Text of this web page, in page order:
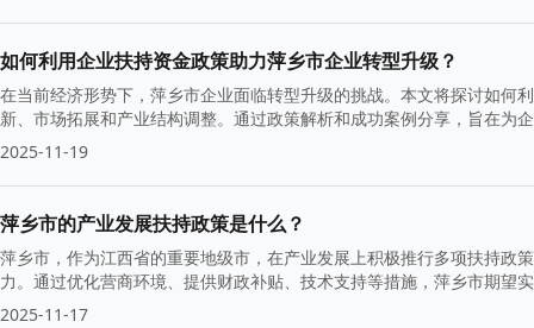
如何利用企业扶持资金政策助力萍乡市企业转型升级？
在当前经济形势下，萍乡市企业面临转型升级的挑战。本文将探讨如何
新、市场拓展和产业结构调整。通过政策解析和成功案例分享，旨在为
2025-11-19
萍乡市的产业发展扶持政策是什么？
萍乡市，作为江西省的重要地级市，在产业发展上积极推行多项扶持政
力。通过优化营商环境、提供财政补贴、技术支持等措施，萍乡市期望
2025-11-17